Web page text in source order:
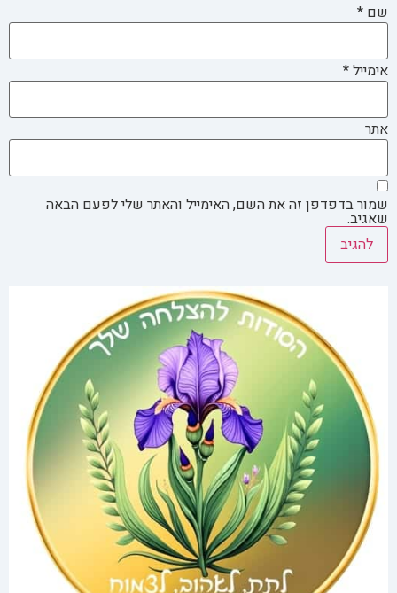
שם *
אימייל*
אתר
שמור בדפדפן זה את השם, האימייל והאתר שלי לפעם הבאה
שאגיב.